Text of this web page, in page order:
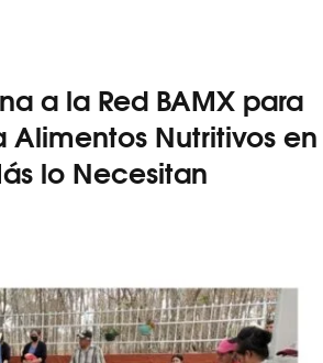
a la Red BAMX para
Nutritivos en
lo Necesitan